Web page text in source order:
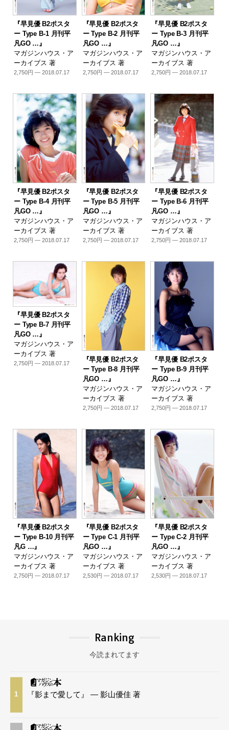
『早見優 B2ポスタ
ー Type B-1 月刊平
凡GO …』
マガジンハウス・ア
ーカイブス 著
2,750円 — 2018.07.17
『早見優 B2ポスタ
ー Type B-2 月刊平
凡GO …』
マガジンハウス・ア
ーカイブス 著
2,750円 — 2018.07.17
『早見優 B2ポスタ
ー Type B-3 月刊平
凡GO …』
マガジンハウス・ア
ーカイブス 著
2,750円 — 2018.07.17
『早見優 B2ポスタ
ー Type B-4 月刊平
凡GO …』
マガジンハウス・ア
ーカイブス 著
2,750円 — 2018.07.17
『早見優 B2ポスタ
ー Type B-5 月刊平
凡GO …』
マガジンハウス・ア
ーカイブス 著
2,750円 — 2018.07.17
『早見優 B2ポスタ
ー Type B-6 月刊平
凡GO …』
マガジンハウス・ア
ーカイブス 著
2,750円 — 2018.07.17
『早見優 B2ポスタ
ー Type B-7 月刊平
凡GO …』
マガジンハウス・ア
ーカイブス 著
2,750円 — 2018.07.17
『早見優 B2ポスタ
ー Type B-8 月刊平
凡GO …』
マガジンハウス・ア
ーカイブス 著
2,750円 — 2018.07.17
『早見優 B2ポスタ
ー Type B-9 月刊平
凡GO …』
マガジンハウス・ア
ーカイブス 著
2,750円 — 2018.07.17
『早見優 B2ポスタ
ー Type B-10 月刊平
凡G …』
マガジンハウス・ア
ーカイブス 著
2,750円 — 2018.07.17
『早見優 B2ポスタ
ー Type C-1 月刊平
凡GO …』
マガジンハウス・ア
ーカイブス 著
2,530円 — 2018.07.17
『早見優 B2ポスタ
ー Type C-2 月刊平
凡GO …』
マガジンハウス・ア
ーカイブス 著
2,530円 — 2018.07.17
Ranking
今読まれてます
1 『影まで愛して』 — 影山優佳 著